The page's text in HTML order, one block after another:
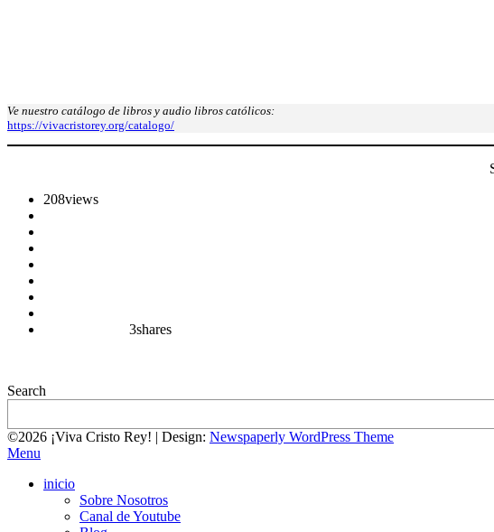
Ve nuestro catálogo de libros y audio libros católicos:
https://vivacristorey.org/catalogo/
208views
3shares
Search
©2026 ¡Viva Cristo Rey! | Design: Newspaperly WordPress Theme
Menu
inicio
Sobre Nosotros
Canal de Youtube